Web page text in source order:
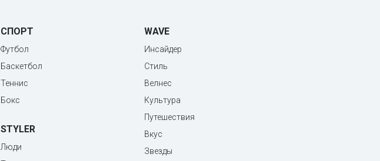
СПОРТ
Футбол
Баскетбол
Теннис
Бокс
STYLER
Люди
WAVE
Инсайдер
Стиль
Велнес
Культура
Путешествия
Вкус
Звезды